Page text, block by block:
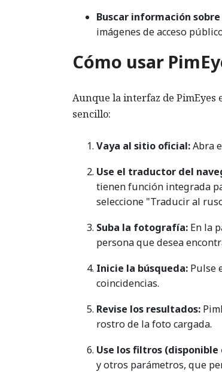
Buscar información
imágenes de acceso
Cómo usar
Aunque la interfaz de PimEyes
sencillo:
Vaya al sitio oficial:Abra
Use el traductor del
tienen función integrada
seleccione "Traducir al
Suba la fotografía: En la
persona que desea
Inicie la búsqueda: Pulse
coincidencias.
Revise los resultados:
rostro de la foto cargada.
Use los filtros (disponible
y otros parámetros, que